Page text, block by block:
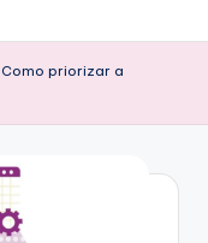
Como priorizar a